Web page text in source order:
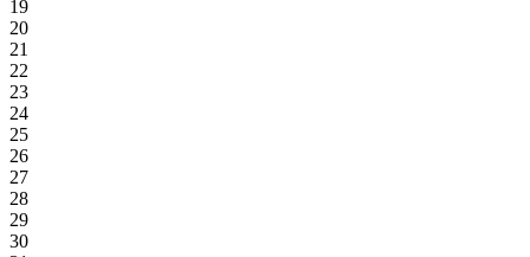
19
20
21
22
23
24
25
26
27
28
29
30